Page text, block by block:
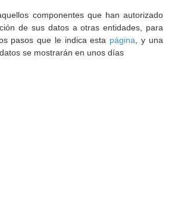
componentes que han autorizado
de sus datos a otras entidades, para
pasos que le indica esta página , y una
se mostrarán en unos días